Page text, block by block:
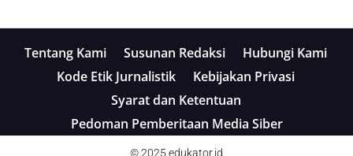
Tentang Kami Susunan Redaksi
Hubungi Kami
Kode Etik Jurnalistik
Kebijakan Privasi
Syarat dan Ketentuan
Pedoman Pemberitaan Media Siber
© 2025 edukator.id